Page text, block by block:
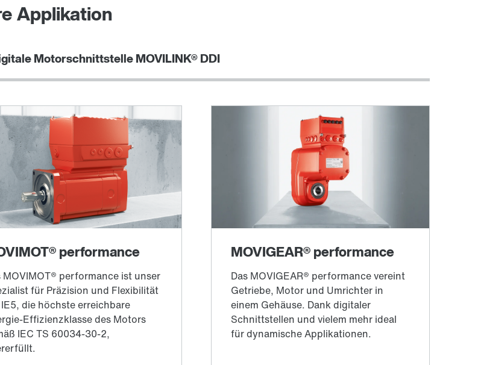
Applikation
Motorschnittstelle MOVILINK® DDI